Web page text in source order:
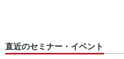
直近のセミナー・イベント